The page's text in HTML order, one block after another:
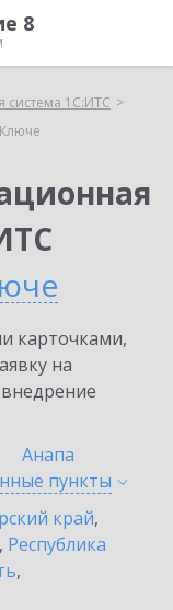
8
1С:ИТС
карточками,
на
Анапа
пункты
край,
, Республика
,